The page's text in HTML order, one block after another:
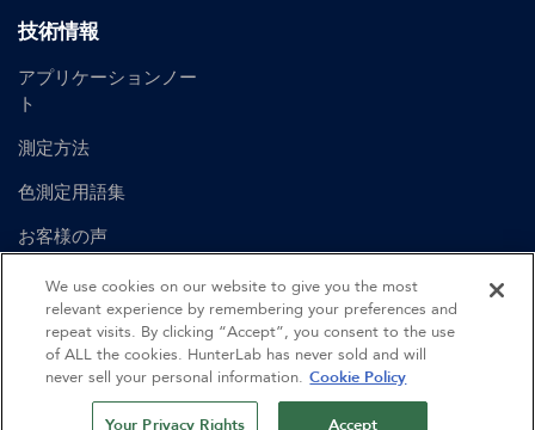
技術情報
アプリケーションノー
ト
測定方法
色測定用語集
お客様の声
ユーザーマニュアル
©2026Hunter Associates Laboratory, Inc.
We use cookies on our website to give you the most
relevant experience by remembering your preferences and
repeat visits. By clicking “Accept”, you consent to the use
of ALL the cookies. HunterLab has never sold and will
never sell your personal information. Cookie Policy
Your Privacy Rights Accept